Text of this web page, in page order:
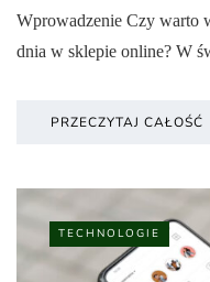
Wprowadzenie Czy warto
dnia w sklepie online? W
PRZECZYTAJ CAŁOŚĆ
TECHNOLOGIE